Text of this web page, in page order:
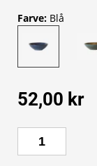
Farve: Blå
52,00 kr